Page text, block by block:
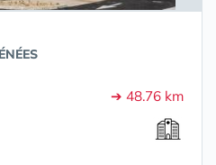
➔ 48.76 km